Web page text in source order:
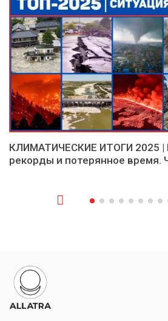
КЛИМАТИЧЕСКИЕ ИТОГИ 2025 |
рекорды и потерянное время.